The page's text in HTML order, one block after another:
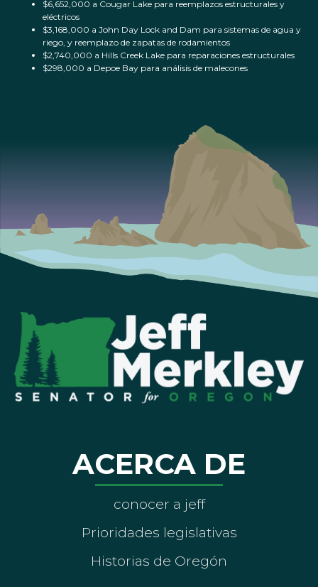
$6,652,000 a Cougar Lake para reemplazos estructurales y
eléctricos
$3,168,000 a John Day Lock and Dam para sistemas de agua y
riego, y reemplazo de zapatas de rodamientos
$2,740,000 a Hills Creek Lake para reparaciones estructurales
$298,000 a Depoe Bay para análisis de malecones
ACERCA DE
conocer a jeff
Prioridades legislativas
Historias de Oregón